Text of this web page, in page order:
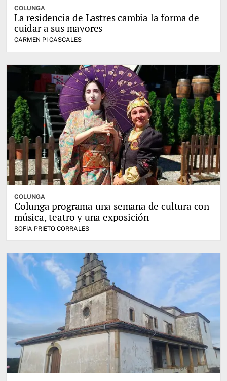
COLUNGA
La residencia de Lastres cambia la forma de
cuidar a sus mayores
CARMEN PI CASCALES
COLUNGA
Colunga programa una semana de cultura con
música, teatro y una exposición
SOFIA PRIETO CORRALES